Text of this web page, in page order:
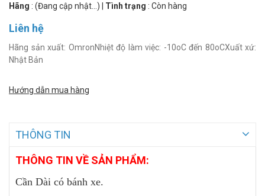
Hãng : (Đang cập nhật...) Tình trạng : Còn hàng
Liên hệ
Hãng sản xuất: OmronNhiệt độ làm việc: -10oC đến 80oCXuất xứ:
Nhật Bản
Hướng dẫn mua hàng
THÔNG TIN
THÔNG TIN VỀ SẢN PHẨM:
Cần Dài có bánh xe.